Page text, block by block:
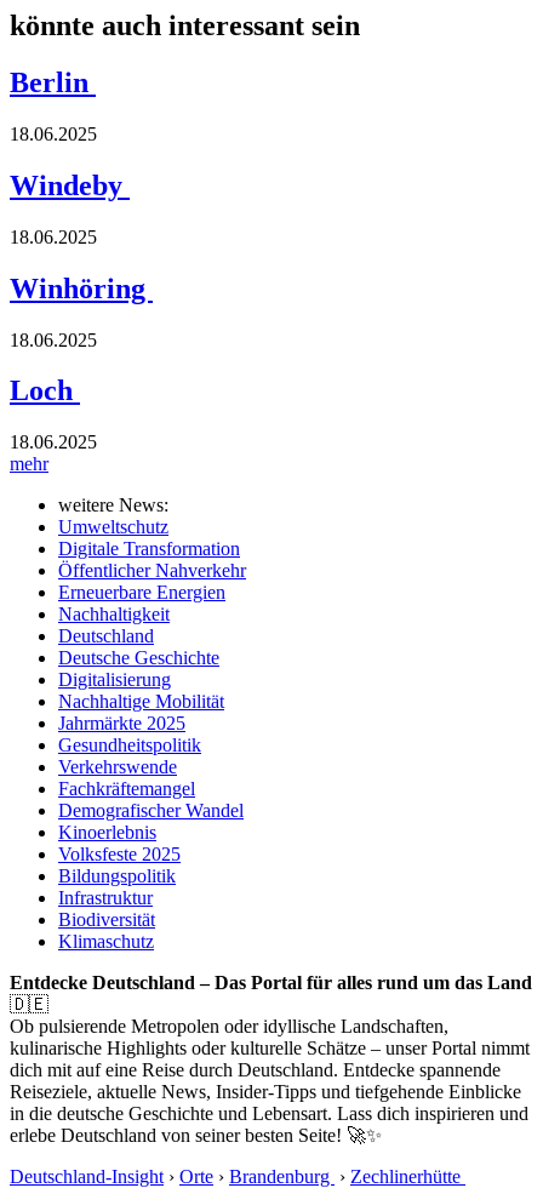
könnte auch interessant sein
Berlin
18.06.2025
Windeby
18.06.2025
Winhöring
18.06.2025
Loch
18.06.2025
mehr
weitere News:
Umweltschutz
Digitale Transformation
Öffentlicher Nahverkehr
Erneuerbare Energien
Nachhaltigkeit
Deutschland
Deutsche Geschichte
Digitalisierung
Nachhaltige Mobilität
Jahrmärkte 2025
Gesundheitspolitik
Verkehrswende
Fachkräftemangel
Demografischer Wandel
Kinoerlebnis
Volksfeste 2025
Bildungspolitik
Infrastruktur
Biodiversität
Klimaschutz
Entdecke Deutschland – Das Portal für alles rund um das Land
🇩🇪
Ob pulsierende Metropolen oder idyllische Landschaften,
kulinarische Highlights oder kulturelle Schätze – unser Portal nimmt
dich mit auf eine Reise durch Deutschland. Entdecke spannende
Reiseziele, aktuelle News, Insider-Tipps und tiefgehende Einblicke
in die deutsche Geschichte und Lebensart. Lass dich inspirieren und
erlebe Deutschland von seiner besten Seite! 🚀✨
Deutschland-Insight › Orte › Brandenburg › Zechlinerhütte